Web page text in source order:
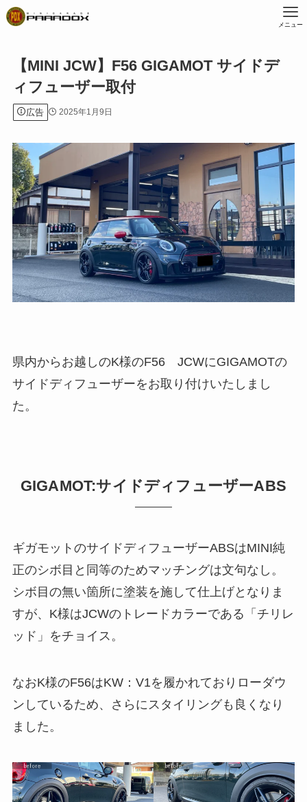
メニュー
【MINI JCW】F56 GIGAMOT サイドデ
ィフューザー取付
広告 2025年1月9日
県内からお越しのK様のF56 JCWにGIGAMOTの
サイドディフューザーをお取り付けいたしまし
た。
GIGAMOT:サイドディフューザーABS
ギガモットのサイドディフューザーABSはMINI純
正のシボ目と同等のためマッチングは文句なし。
シボ目の無い箇所に塗装を施して仕上げとなりま
すが、K様はJCWのトレードカラーである「チリレ
ッド」をチョイス。
なおK様のF56はKW：V1を履かれておりローダウ
ンしているため、さらにスタイリングも良くなり
ました。